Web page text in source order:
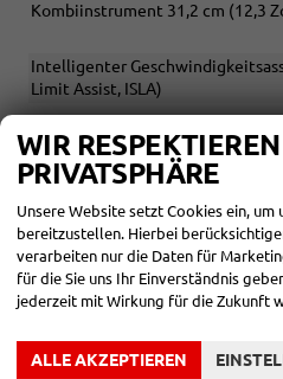
Kombiinstrument 31,2 cm (12,3
Intelligenter
Limit Assist, ISLA)
inkl. Stop&Go-Funktion (Smart
nur für DCT und Automatik
Elektrische Fensterheber vorn
Geschwindigkeitsbegrenzer
Digital Key 2.0
Wegfahrsperre elektronisch
WIR
PRIVATSPHÄRE
Unsere Website setzt Cookies ein, um
bereitzustellen. Hierbei
verarbeiten nur die Daten für
für die Sie uns Ihr Einverständnis
jederzeit mit Wirkung für die Zukunft
ALLE AKZEPTIEREN